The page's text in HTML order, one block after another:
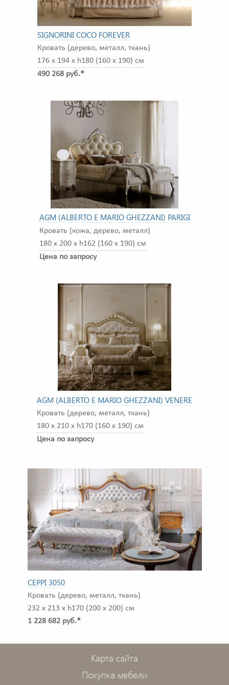
SIGNORINI COCO FOREVER
Кровать (дерево, металл, ткань)
176 x 194 x h180 (160 x 190) см
490 268 руб.*
AGM (ALBERTO E MARIO GHEZZANI) PARIGI
Кровать (кожа, дерево, металл)
180 x 200 x h162 (160 x 190) см
Цена по запросу
AGM (ALBERTO E MARIO GHEZZANI) VENERE
Кровать (дерево, металл, ткань)
180 x 210 x h170 (160 x 190) см
Цена по запросу
CEPPI 3050
Кровать (дерево, металл, ткань)
232 x 213 x h170 (200 x 200) см
1 228 682 руб.*
Карта сайта
Покупка мебели